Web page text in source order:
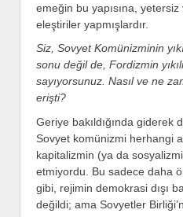
emeğin bu yapısına, yetersiz
eleştiriler yapmışlardır.
Siz, Sovyet Komünizminin
sonu değil de, Fordizmin
sayıyorsunuz. Nasıl ve ne
erişti?
Geriye bakıldığında giderek
Sovyet komünizmi herhangi
kapitalizmin (ya da
etmiyordu. Bu sadece daha
gibi, rejimin demokrasi dışı
değildi; ama Sovyetler